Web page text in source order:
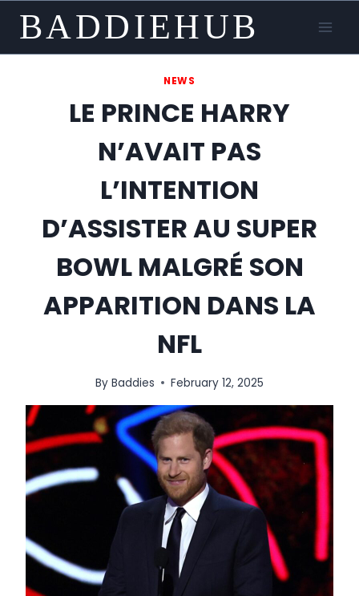
content
BADDIEHUB
NEWS
LE PRINCE HARRY
N’AVAIT PAS
L’INTENTION
D’ASSISTER AU SUPER
BOWL MALGRÉ SON
APPARITION DANS LA
NFL
By Baddies February 12, 2025